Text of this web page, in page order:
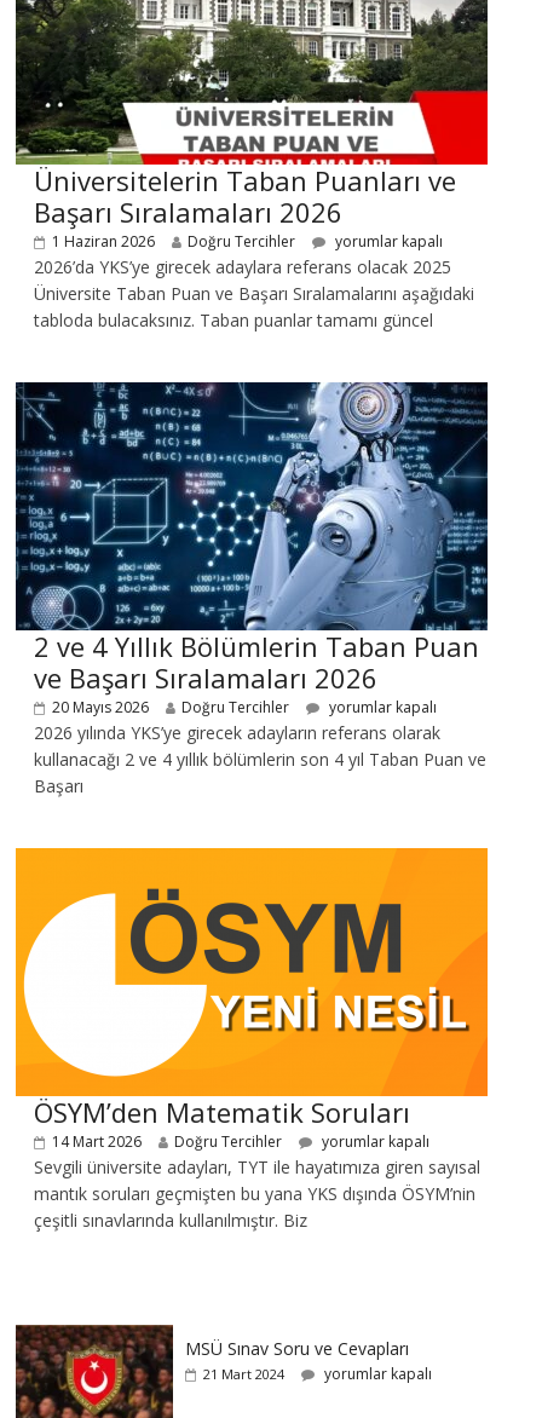
Üniversitelerin Taban Puanları ve
Başarı Sıralamaları 2026
1 Haziran 2026 Doğru Tercihler yorumlar kapalı
2026’da YKS’ye girecek adaylara referans olacak 2025
Üniversite Taban Puan ve Başarı Sıralamalarını aşağıdaki
tabloda bulacaksınız. Taban puanlar tamamı güncel
2 ve 4 Yıllık Bölümlerin Taban Puan
ve Başarı Sıralamaları 2026
20 Mayıs 2026 Doğru Tercihler yorumlar kapalı
2026 yılında YKS’ye girecek adayların referans olarak
kullanacağı 2 ve 4 yıllık bölümlerin son 4 yıl Taban Puan ve
Başarı
ÖSYM’den Matematik Soruları
14 Mart 2026 Doğru Tercihler yorumlar kapalı
Sevgili üniversite adayları, TYT ile hayatımıza giren sayısal
mantık soruları geçmişten bu yana YKS dışında ÖSYM’nin
çeşitli sınavlarında kullanılmıştır. Biz
MSÜ Sınav Soru ve Cevapları
21 Mart 2024 yorumlar kapalı